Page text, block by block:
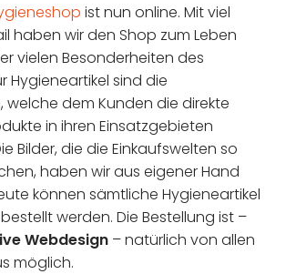
ist nun online. Mit viel
haben wir den Shop zum Leben
vielen Besonderheiten des
Hygieneartikel sind die
welche dem Kunden die direkte
in ihren Einsatzgebieten
Bilder, die die Einkaufswelten so
haben wir aus eigener Hand
können sämtliche Hygieneartikel
werden. Die Bestellung ist –
Webdesign – natürlich von allen
möglich.